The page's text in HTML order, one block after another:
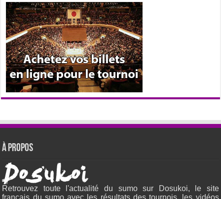
À propos
Retrouvez toute l'actualité du sumo sur Dosukoi, le site